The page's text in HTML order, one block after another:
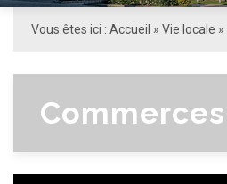
Vous êtes ici : Accueil » Vie locale »
Commerces